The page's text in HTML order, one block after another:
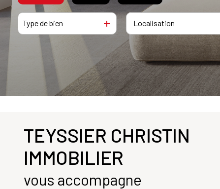
CONTACT
habitations
Du neuf
Habitations
locaux professionnels
Type de bien
TEYSSIER CHRISTIN
IMMOBILIER
vous accompagne